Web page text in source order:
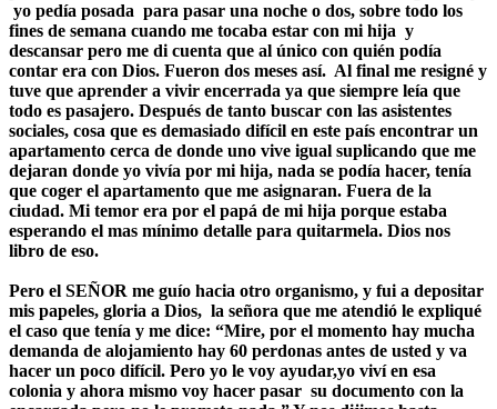
yo pedía posada para pasar una noche o dos, sobre todo los
fines de semana cuando me tocaba estar con mi hija y
descansar pero me di cuenta que al único con quién podía
contar era con Dios. Fueron dos meses así. Al final me resigné y
tuve que aprender a vivir encerrada ya que siempre leía que
todo es pasajero. Después de tanto buscar con las asistentes
sociales, cosa que es demasiado difícil en este país encontrar un
apartamento cerca de donde uno vive igual suplicando que me
dejaran donde yo vivía por mi hija, nada se podía hacer, tenía
que coger el apartamento que me asignaran. Fuera de la
ciudad. Mi temor era por el papá de mi hija porque estaba
esperando el mas mínimo detalle para quitarmela. Dios nos
libro de eso.
Pero el SEÑOR me guío hacia otro organismo, y fui a depositar
mis papeles, gloria a Dios, la señora que me atendió le expliqué
el caso que tenía y me dice: “Mire, por el momento hay mucha
demanda de alojamiento hay 60 perdonas antes de usted y va
hacer un poco difícil. Pero yo le voy ayudar,yo viví en esa
colonia y ahora mismo voy hacer pasar su documento con la